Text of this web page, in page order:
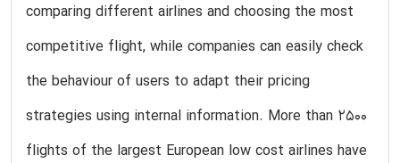
comparing different airlines and choosing the most
competitive flight, while companies can easily check
the behaviour of users to adapt their pricing
strategies using internal information. More than 2500
flights of the largest European low cost airlines have